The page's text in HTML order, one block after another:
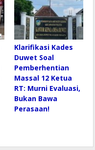
Klarifikasi Kades
Duwet Soal
Pemberhentian
Massal 12 Ketua
RT: Murni Evaluasi,
Bukan Bawa
Perasaan!